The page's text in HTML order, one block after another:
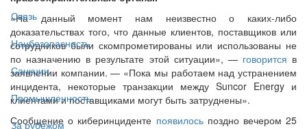
Связь
Нацбезопасность
Санкции
Промышленность
За рубежом
«На данный момент нам неизвестно о каких-либо
доказательствах того, что данные клиентов, поставщиков или
сотрудников были скомпрометированы или использованы не
по назначению в результате этой ситуации», — говорится в
заявлении компании. — «Пока мы работаем над устранением
инцидента, некоторые транзакции между Suncor Energy и
клиентами и поставщиками могут быть затруднены».
Сообщение о киберинциденте появилосьпоздно вечером 25